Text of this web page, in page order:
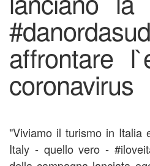
affrontare
coronavirus
"Viviamo il turismo in Italia
Italy - quello vero -